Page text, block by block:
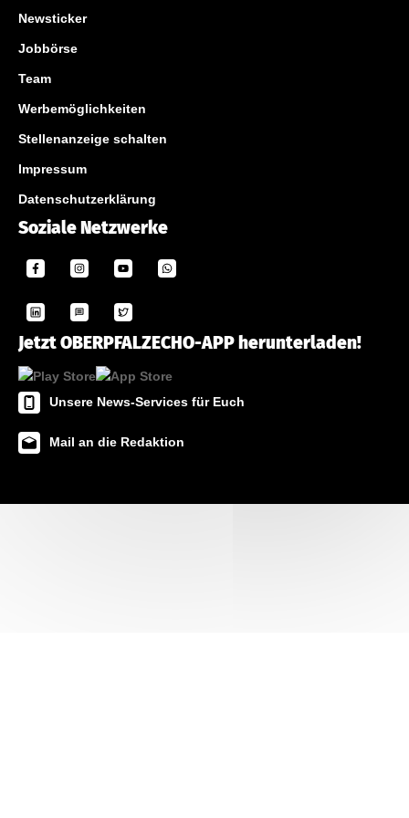
Newsticker
Jobbörse
Team
Werbemöglichkeiten
Stellenanzeige schalten
Impressum
Datenschutzerklärung
Soziale Netzwerke
Jetzt OBERPFALZECHO-APP herunterladen!
Unsere News-Services für Euch
Mail an die Redaktion